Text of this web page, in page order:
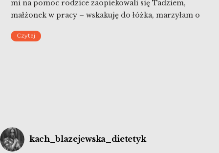
mi na pomoc rodzice zaopiekowali się Tadziem,
małżonek w pracy – wskakuję do łóżka, marzyłam o
mam dreszcze. Mimo dresu, kołdry i koca. I nagle
Czytaj
kach_blazejewska_dietetyk